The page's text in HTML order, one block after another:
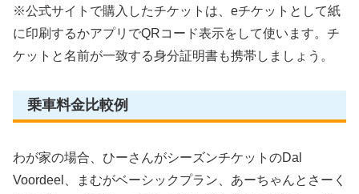
※公式サイトで購入したチケットは、eチケットとして紙
に印刷するかアプリでQRコード表示をして使います。チ
ケットと名前が一致する身分証明書も携帯しましょう。
乗車料金比較例
わが家の場合、ひーさんがシーズンチケットのDal
Voordeel、まむがベーシックプラン、あーちゃんとさーく